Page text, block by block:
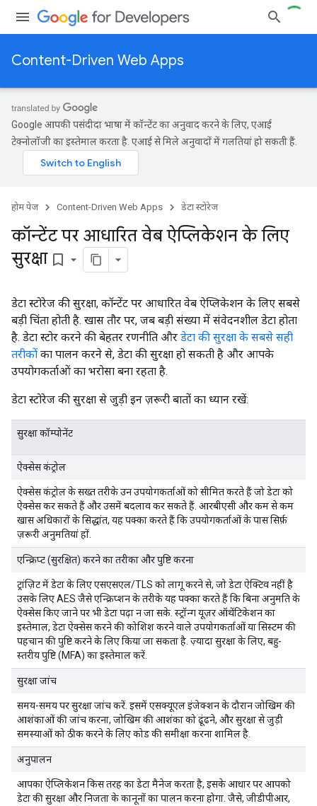
Content-Driven Web Apps
Google आपकी पसंदीदा भाषा में कॉन्टेंट का अनुवाद करने के लिए, एआई
टेक्नोलॉजी का इस्तेमाल करता है. एआई से मिले अनुवादों में गलतियां हो सकती हैं.
होम पेज Content-Driven Web Apps डेटा स्टोरेज
कॉन्टेंट पर आधारित वेब ऐप्लिकेशन के लिए
सुरक्षा bookmark_border
डेटा स्टोरेज की सुरक्षा, कॉन्टेंट पर आधारित वेब ऐप्लिकेशन के लिए सबसे
बड़ी चिंता होती है. खास तौर पर, जब बड़ी संख्या में संवेदनशील डेटा होता
है. डेटा स्टोर करने की बेहतर रणनीति और डेटा की सुरक्षा के सबसे सही
तरीकों का पालन करने से, डेटा की सुरक्षा हो सकती है और आपके
उपयोगकर्ताओं का भरोसा बना रहता है.
डेटा स्टोरेज की सुरक्षा से जुड़ी इन ज़रूरी बातों का ध्यान रखें:
सुरक्षा कॉम्पोनेंट
ऐक्सेस कंट्रोल
ऐक्सेस कंट्रोल के सख्त तरीके उन उपयोगकर्ताओं को सीमित करते हैं जो डेटा को
ऐक्सेस कर सकते हैं और उसमें बदलाव कर सकते हैं. आरबीएसी और कम से कम
खास अधिकारों के सिद्धांत, यह पक्का करते हैं कि उपयोगकर्ताओं के पास सिर्फ़
ज़रूरी अनुमतियां हों.
एन्क्रिप्ट (सुरक्षित) करने का तरीका और पुष्टि करना
ट्रांज़िट में डेटा के लिए एसएसएल/TLS को लागू करने से, जो डेटा ऐक्टिव नहीं है
उसके लिए AES जैसे एन्क्रिप्शन के तरीके यह पक्का करते हैं कि बिना अनुमति के
ऐक्सेस किए जाने पर भी डेटा पढ़ा न जा सके. स्ट्रॉन्ग यूज़र ऑथेंटिकेशन का
इस्तेमाल, डेटा ऐक्सेस करने की कोशिश करने वाले उपयोगकर्ताओं या सिस्टम की
पहचान की पुष्टि करने के लिए किया जा सकता है. ज़्यादा सुरक्षा के लिए, बहु-
स्तरीय पुष्टि (MFA) का इस्तेमाल करें.
सुरक्षा जांच
समय-समय पर सुरक्षा जांच करें. इसमें एसक्यूएल इंजेक्शन के दौरान जोखिम की
आशंकाओं की जांच करना, जोखिम की आशंका को ढूंढने, और सुरक्षा से जुड़ी
समस्याओं को ठीक करने के लिए कोड की समीक्षा करना शामिल है.
अनुपालन
आपका ऐप्लिकेशन किस तरह का डेटा मैनेज करता है, इसके आधार पर आपको
डेटा की सुरक्षा और निजता के कानूनों का पालन करना होगा. जैसे, जीडीपीआर,